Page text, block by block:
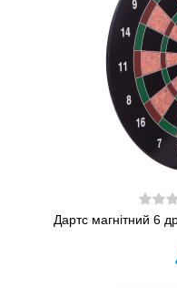
Дартс магнітний 6